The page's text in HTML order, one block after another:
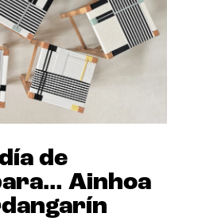
de
Ainhoa